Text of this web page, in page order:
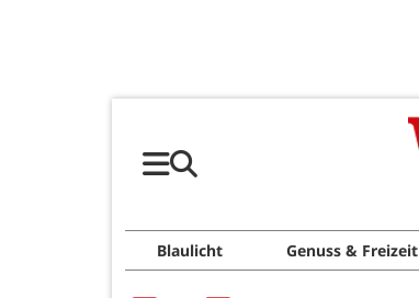
Blaulicht Genuss & Freizeit